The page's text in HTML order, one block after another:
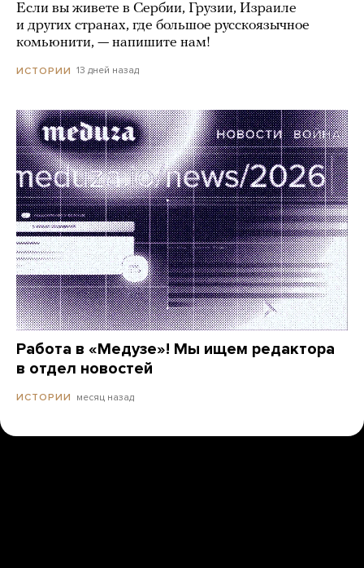
Если вы живете в Сербии, Грузии, Израиле
и других странах, где большое русскоязычное
комьюнити, — напишите нам!
ИСТОРИИ 13 дней назад
Работа в «Медузе»! Мы ищем редактора
в отдел новостей
ИСТОРИИ месяц назад